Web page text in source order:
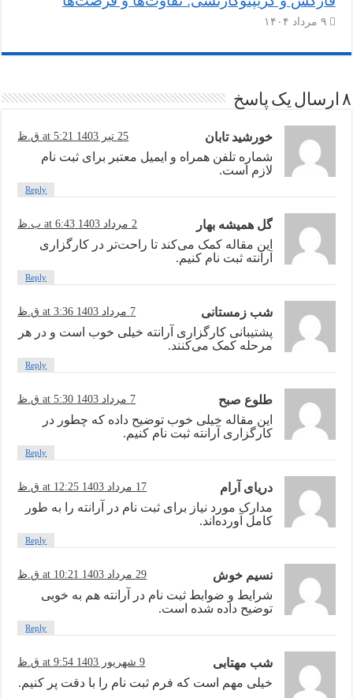
۹ مرداد ۱۴۰۴
۸ ارسال یک پاسخ
خورشید تابان 25 تیر 1403 at 5:21 ق.ظ
شماره تلفن همراه و ایمیل معتبر برای ثبت نام
لازم است.
Reply
گل همیشه بهار 2 مرداد 1403 at 6:43 ب.ظ
این مقاله کمک می‌کند تا راحت‌تر در کارگزاری
آرانته ثبت نام کنیم.
Reply
شب زمستانی 7 مرداد 1403 at 3:36 ق.ظ
پشتیبانی کارگزاری آرانته خیلی خوب است و در هر
مرحله کمک می‌کنند.
Reply
طلوع صبح 7 مرداد 1403 at 5:30 ق.ظ
این مقاله خیلی خوب توضیح داده که چطور در
کارگزاری آرانته ثبت نام کنیم.
Reply
دریای آرام 17 مرداد 1403 at 12:25 ق.ظ
مدارک مورد نیاز برای ثبت نام در آرانته را به طور
کامل آورده‌اند.
Reply
نسیم خوش 29 مرداد 1403 at 10:21 ق.ظ
شرایط و ضوابط ثبت نام در آرانته هم به خوبی
توضیح داده شده است.
Reply
شب مهتابی 9 شهریور 1403 at 9:54 ق.ظ
خیلی مهم است که فرم ثبت نام را با دقت پر کنیم.